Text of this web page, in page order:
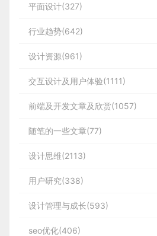
平面设计(327)
行业趋势(642)
设计资源(961)
交互设计及用户体验(1111)
前端及开发文章及欣赏(1057)
随笔的一些文章(77)
设计思维(2113)
用户研究(338)
设计管理与成长(593)
seo优化(406)